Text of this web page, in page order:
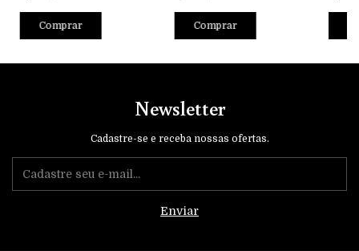
Comprar Comprar
Newsletter
Cadastre-se e receba nossas ofertas.